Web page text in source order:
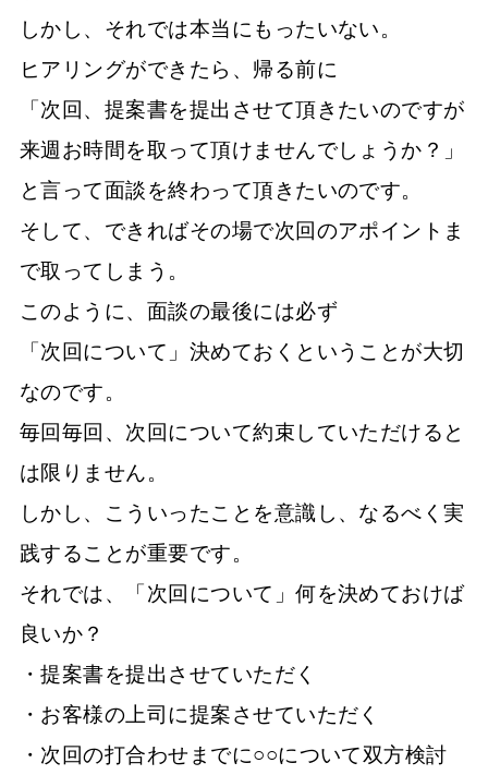
しかし、それでは本当にもったいない。
ヒアリングができたら、帰る前に
「次回、提案書を提出させて頂きたいのですが
来週お時間を取って頂けませんでしょうか？」
と言って面談を終わって頂きたいのです。
そして、できればその場で次回のアポイントま
で取ってしまう。
このように、面談の最後には必ず
「次回について」決めておくということが大切
なのです。
毎回毎回、次回について約束していただけると
は限りません。
しかし、こういったことを意識し、なるべく実
践することが重要です。
それでは、「次回について」何を決めておけば
良いか？
・提案書を提出させていただく
・お客様の上司に提案させていただく
・次回の打合わせまでに○○について双方検討